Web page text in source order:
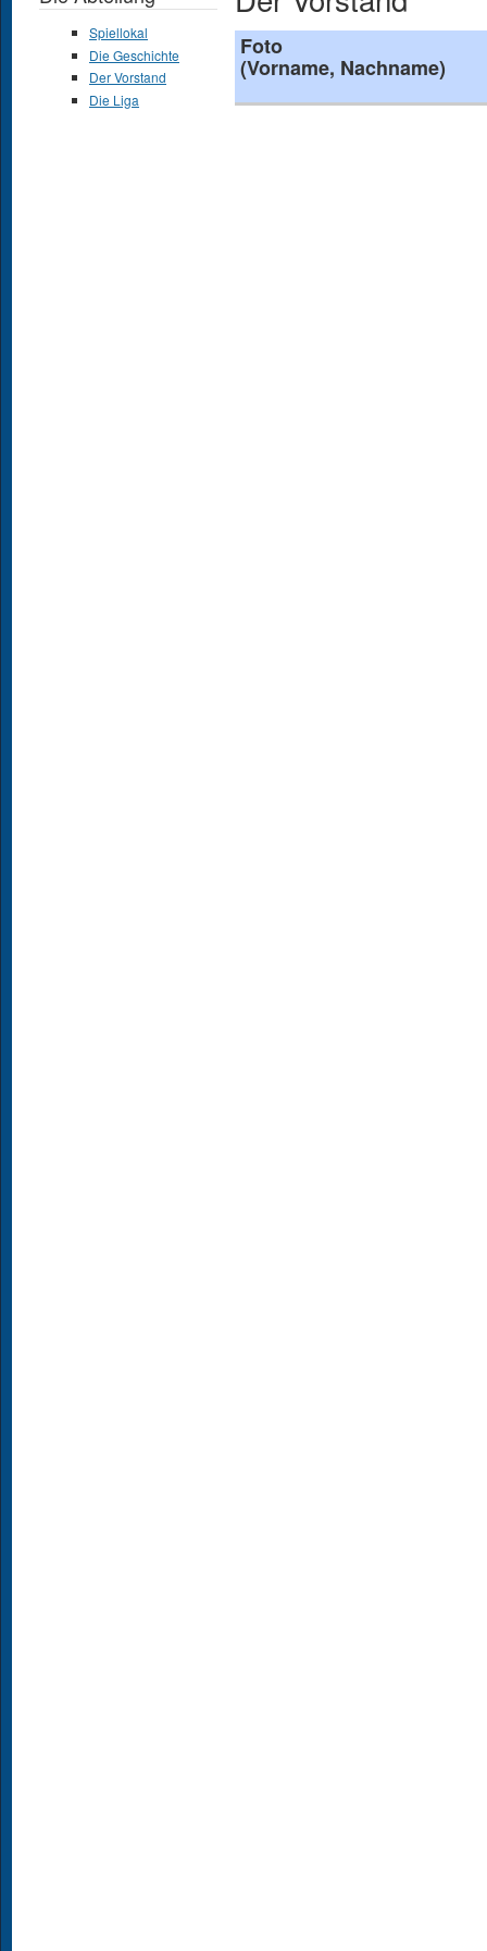
Foto
(Vorname, Nachname)
Spiellokal
Die Geschichte
Der Vorstand
Die Liga